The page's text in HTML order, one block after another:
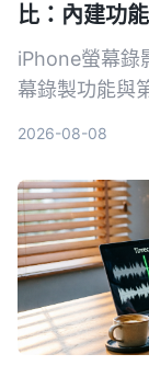
比：內建功
iPhone螢幕錄
幕錄製功能與
2026-08-08